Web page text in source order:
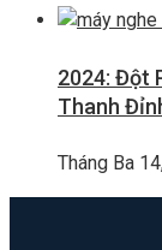
2024: Đột
Thanh
Tháng Ba